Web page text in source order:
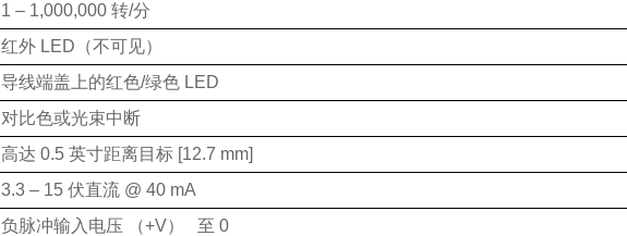
1 – 1,000,000 转/分
红外 LED（不可见）
导线端盖上的红色/绿色 LED
对比色或光束中断
高达 0.5 英寸距离目标 [12.7 mm]
3.3 – 15 伏直流 @ 40 mA
负脉冲输入电压 （+V） 至 0